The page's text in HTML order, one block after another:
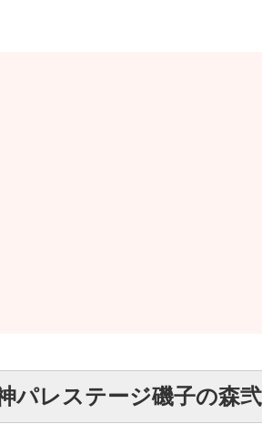
パレステージ磯子の森